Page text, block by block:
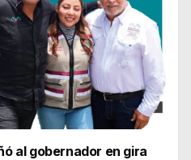
al gobernador en gira